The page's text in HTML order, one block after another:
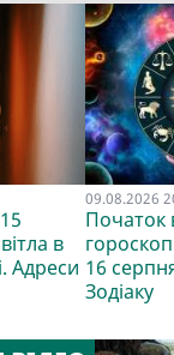
в
Адреси
09.08.2026
Початок
16
Зодіаку